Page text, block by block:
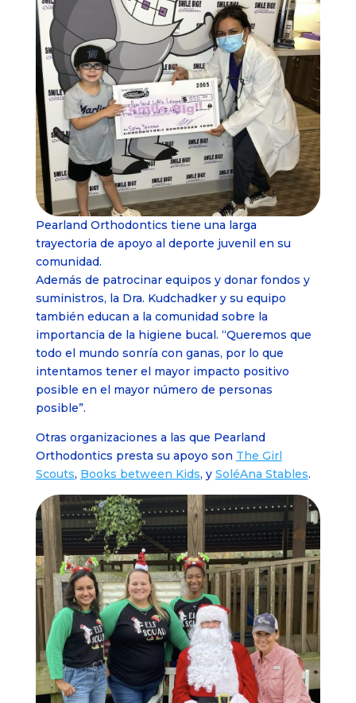
Pearland Orthodontics tiene una larga
trayectoria de apoyo al deporte juvenil en su
comunidad.
Además de patrocinar equipos y donar fondos y
suministros, la Dra. Kudchadker y su equipo
también educan a la comunidad sobre la
importancia de la higiene bucal. “Queremos que
todo el mundo sonría con ganas, por lo que
intentamos tener el mayor impacto positivo
posible en el mayor número de personas
posible”.
Otras organizaciones a las que Pearland
Orthodontics presta su apoyo son The Girl
Scouts, Books between Kids, y SoléAna Stables.